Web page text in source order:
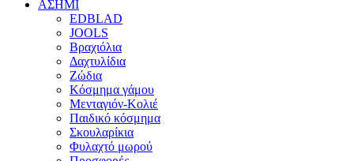
ΑΣΗΜΙ
EDBLAD
JOOLS
Βραχιόλια
Δαχτυλίδια
Ζώδια
Κόσμημα γάμου
Μενταγιόν-Κολιέ
Παιδικό κόσμημα
Σκουλαρίκια
Φυλαχτό μωρού